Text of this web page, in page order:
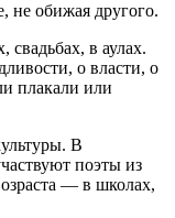
не обижая другого.
в аулах.
о власти, о
плакали или
В
поэты из
— в школах,